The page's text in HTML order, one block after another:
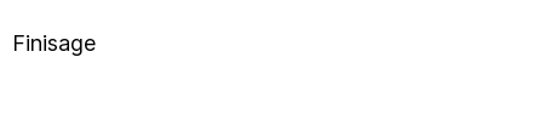
Finisage